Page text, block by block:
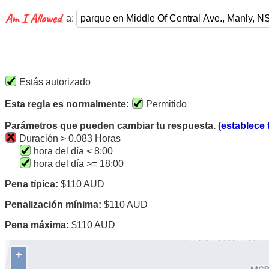
a:
Estás autorizado
Esta regla es normalmente: Permitido
Parámetros que pueden cambiar tu respuesta. (establece
Duración > 0.083 Horas
hora del día < 8:00
hora del día >= 18:00
Pena típica: $110 AUD
Penalización mínima: $110 AUD
Pena máxima: $110 AUD
+